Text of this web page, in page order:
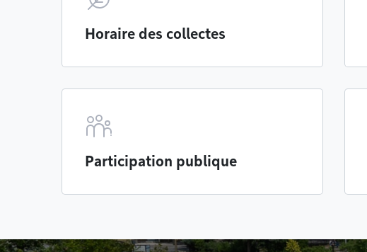
Horaire des collectes
Participation publique